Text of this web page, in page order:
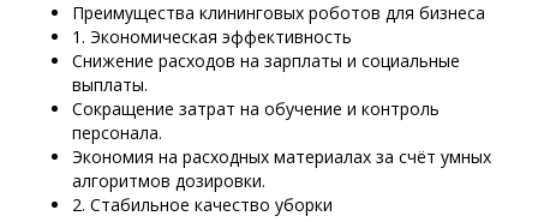
Преимущества клининговых роботов для бизнеса
1. Экономическая эффективность
Снижение расходов на зарплаты и социальные
выплаты.
Сокращение затрат на обучение и контроль
персонала.
Экономия на расходных материалах за счёт умных
алгоритмов дозировки.
2. Стабильное качество уборки